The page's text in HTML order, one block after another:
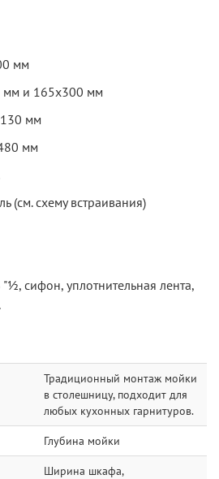
мм
мм и 165х300 мм
мм
мм
(см. схему встраивания)
сифон, уплотнительная лента,
Традиционный монтаж мойки
в столешницу, подходит для
любых кухонных гарнитуров.
Глубина мойки
Ширина шкафа,